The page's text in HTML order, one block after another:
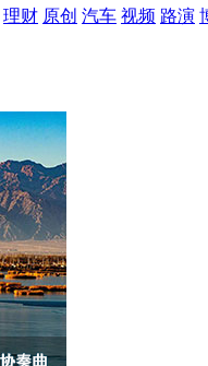
理财 原创 汽车 视频 路演